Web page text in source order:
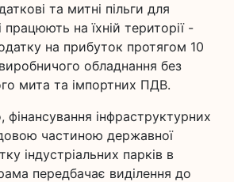
та митні пільги для
працюють на їхній території -
на прибуток протягом 10
обладнання без
мита та імпортних ПДВ.
фінансування інфраструктурних
частиною державної
індустріальних парків в
передбачає виділення до